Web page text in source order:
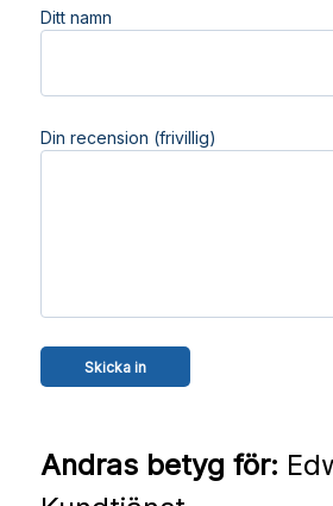
Ditt namn
Din recension (frivillig)
Andras betyg för: